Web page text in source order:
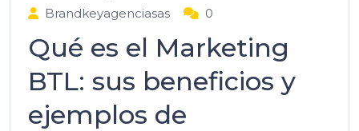
Brandkeyagenciasas
0
Qué es el Marketing
BTL: sus beneficios y
ejemplos de